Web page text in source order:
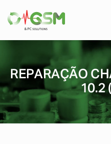
REPARAÇÃO
10.2